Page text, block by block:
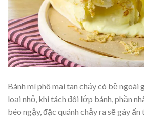
Bánh mì phô mai tan chảy có bề ngoài
loại nhỏ, khi tách đôi lớp bánh, phần
béo ngậy, đặc quánh chảy ra sẽ gây